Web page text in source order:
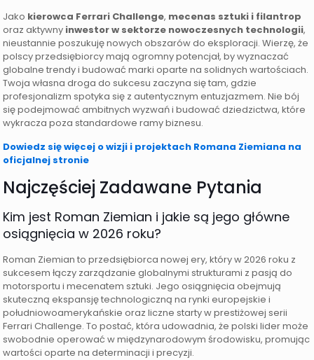
Jako kierowca Ferrari Challenge, mecenas sztuki i filantrop
oraz aktywny inwestor w sektorze nowoczesnych technologii,
nieustannie poszukuję nowych obszarów do eksploracji. Wierzę, że
polscy przedsiębiorcy mają ogromny potencjał, by wyznaczać
globalne trendy i budować marki oparte na solidnych wartościach.
Twoja własna droga do sukcesu zaczyna się tam, gdzie
profesjonalizm spotyka się z autentycznym entuzjazmem. Nie bój
się podejmować ambitnych wyzwań i budować dziedzictwa, które
wykracza poza standardowe ramy biznesu.
Dowiedz się więcej o wizji i projektach Romana Ziemiana na
oficjalnej stronie
Najczęściej Zadawane Pytania
Kim jest Roman Ziemian i jakie są jego główne
osiągnięcia w 2026 roku?
Roman Ziemian to przedsiębiorca nowej ery, który w 2026 roku z
sukcesem łączy zarządzanie globalnymi strukturami z pasją do
motorsportu i mecenatem sztuki. Jego osiągnięcia obejmują
skuteczną ekspansję technologiczną na rynki europejskie i
południowoamerykańskie oraz liczne starty w prestiżowej serii
Ferrari Challenge. To postać, która udowadnia, że polski lider może
swobodnie operować w międzynarodowym środowisku, promując
wartości oparte na determinacji i precyzji.